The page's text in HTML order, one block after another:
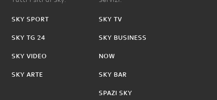
SKY SPORT
SKY TG 24
SKY VIDEO
SKY ARTE
SKY TV
SKY BUSINESS
NOW
SKY BAR
SPAZI SKY